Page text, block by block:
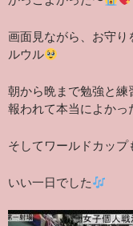
画面見ながら、お守
ルウル
朝から晩まで勉強と
報われて本当によかっ
そしてワールドカップ
いい一日でした